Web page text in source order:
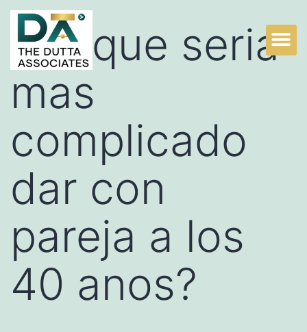
Por que seri­a
mas
complicado
dar con
pareja a los
40 anos?